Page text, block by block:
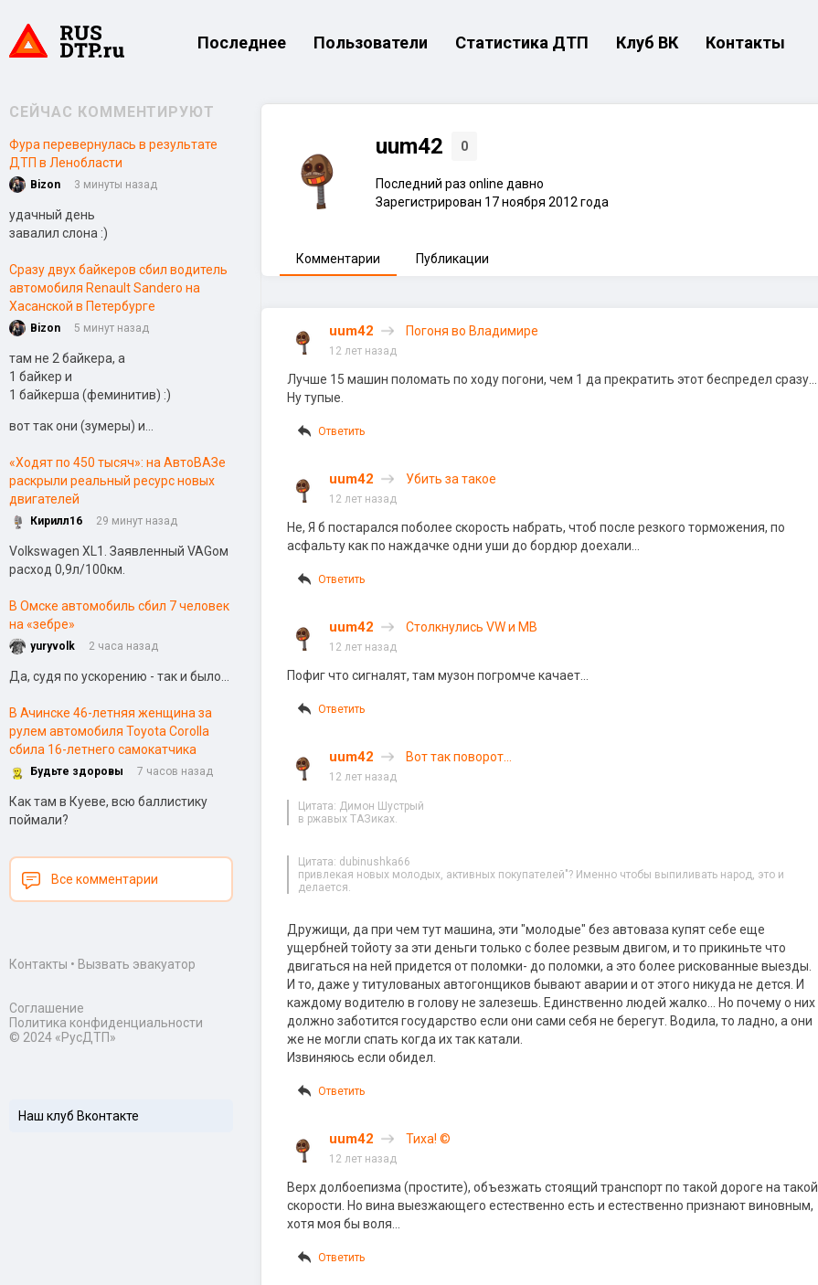
Последнее Пользователи Статистика ДТП Клуб ВК Контакты
СЕЙЧАС КОММЕНТИРУЮТ
Фура перевернулась в результате
ДТП в Ленобласти
Bizon 3 минуты назад
удачный день
завалил слона :)
Сразу двух байкеров сбил водитель
автомобиля Renault Sandero на
Хасанской в Петербурге
Bizon 5 минут назад
там не 2 байкера, а
1 байкер и
1 байкерша (феминитив) :)
вот так они (зумеры) и...
«Ходят по 450 тысяч»: на АвтоВАЗе
раскрыли реальный ресурс новых
двигателей
Кирилл16 29 минут назад
Volkswagen XL1. Заявленный VAGом
расход 0,9л/100км.
В Омске автомобиль сбил 7 человек
на «зебре»
yuryvolk 2 часа назад
Да, судя по ускорению - так и было...
В Ачинске 46-летняя женщина за
рулем автомобиля Toyota Corolla
сбила 16-летнего самокатчика
Будьте здоровы 7 часов назад
Как там в Куеве, всю баллистику
поймали?
Все комментарии
Контакты • Вызвать эвакуатор
Соглашение
Политика конфиденциальности
© 2024 «РусДТП»
Наш клуб Вконтакте
uum42 0
Последний раз online давно
Зарегистрирован 17 ноября 2012 года
Комментарии Публикации
uum42 Погоня во Владимире
12 лет назад
Лучше 15 машин поломать по ходу погони, чем 1 да прекратить этот беспредел сразу…
Ну тупые.
Ответить
uum42 Убить за такое
12 лет назад
Не, Я б постарался поболее скорость набрать, чтоб после резкого торможения, по
асфальту как по наждачке одни уши до бордюр доехали…
Ответить
uum42 Столкнулись VW и MB
12 лет назад
Пофиг что сигналят, там музон погромче качает…
Ответить
uum42 Вот так поворот…
12 лет назад
Цитата: Димон Шустрый
в ржавых ТАЗиках.
Цитата: dubinushka66
привлекая новых молодых, активных покупателей"? Именно чтобы выпиливать народ, это и
делается.
Дружищи, да при чем тут машина, эти "молодые" без автоваза купят себе еще
ущербней тойоту за эти деньги только с более резвым двигом, и то прикиньте что
двигаться на ней придется от поломки- до поломки, а это более рискованные выезды.
И то, даже у титулованых автогонщиков бывают аварии и от этого никуда не дется. И
каждому водителю в голову не залезешь. Единственно людей жалко… Но почему о них
должно заботится государство если они сами себя не берегут. Водила, то ладно, а они
же не могли спать когда их так катали.
Извиняюсь если обидел.
Ответить
uum42 Тиха! ©
12 лет назад
Верх долбоепизма (простите), объезжать стоящий транспорт по такой дороге на такой
скорости. Но вина выезжающего естественно есть и естественно признают виновным,
хотя моя бы воля…
Ответить